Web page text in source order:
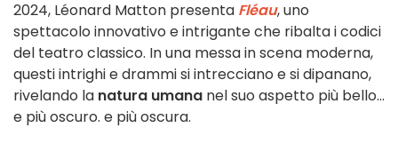
2024, Léonard Matton presenta Fléau, uno
spettacolo innovativo e intrigante che ribalta i codici
del teatro classico. In una messa in scena moderna,
questi intrighi e drammi si intrecciano e si dipanano,
rivelando la natura umana nel suo aspetto più bello...
e più oscuro. e più oscura.